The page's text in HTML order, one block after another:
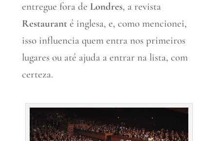
entregue fora de Londres, a revista
Restauranté inglesa, e, como mencionei,
isso influencia quem entra nos primeiros
lugares ou até ajuda a entrar na lista, com
certeza.